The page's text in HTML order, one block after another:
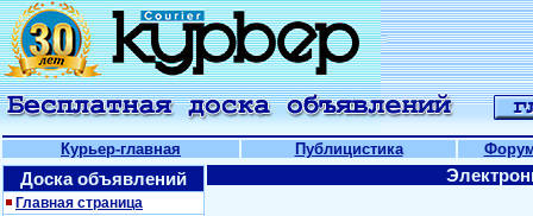
Курьер-главная Публицистика
Доска объявлений
Главная страница